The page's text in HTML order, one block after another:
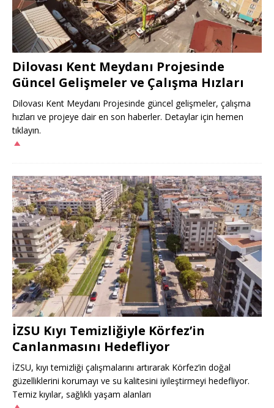
Dilovası Kent Meydanı Projesinde
Güncel Gelişmeler ve Çalışma Hızları
Dilovası Kent Meydanı Projesinde güncel gelişmeler, çalışma
hızları ve projeye dair en son haberler. Detaylar için hemen
tıklayın.
İZSU Kıyı Temizliğiyle Körfez’in
Canlanmasını Hedefliyor
İZSU, kıyı temizliği çalışmalarını artırarak Körfez’in doğal
güzelliklerini korumayı ve su kalitesini iyileştirmeyi hedefliyor.
Temiz kıyılar, sağlıklı yaşam alanları